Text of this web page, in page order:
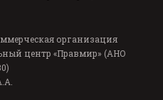
организация
центр «Правмир» (АНО